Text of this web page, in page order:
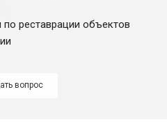
реставрации объектов
вопрос